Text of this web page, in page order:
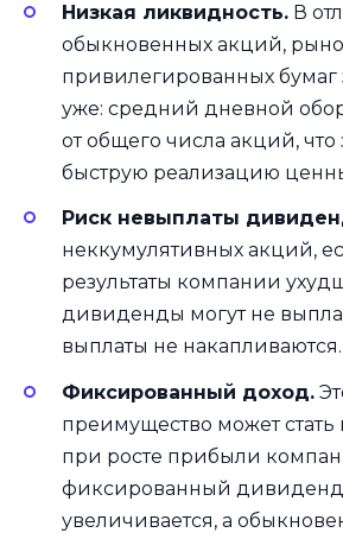
Низкая ликвидность. В
обыкновенных акций,
привилегированных бумаг
уже: средний дневной
от общего числа акций, что
быструю реализацию
Риск невыплаты
неккумулятивных акций,
результаты компании
дивиденды могут не
выплаты не накапливаются.
Фиксированный доход.
преимущество может
при росте прибыли
фиксированный
увеличивается, а